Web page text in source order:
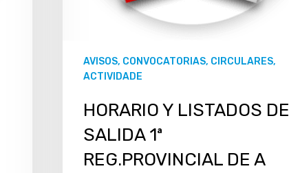
AVISOS, CONVOCATORIAS, CIRCULARES,
ACTIVIDADE
HORARIO Y LISTADOS DE
SALIDA 1ª
REG.PROVINCIAL DE A